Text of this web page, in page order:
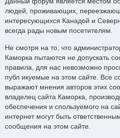
людей, проживающих,
интересующихся Канадой и
всегда рады новым посетителям.
Не смотря на то, что
Каморка пытаются не допускать
правила, для нас невозможно
публ икуемые на этом сайте. Все
выражают мнения авторов этих
владелец сайта Каморка,
обеспечения и спользуемого на
интернет могут быть
сообщения на этом сайте.